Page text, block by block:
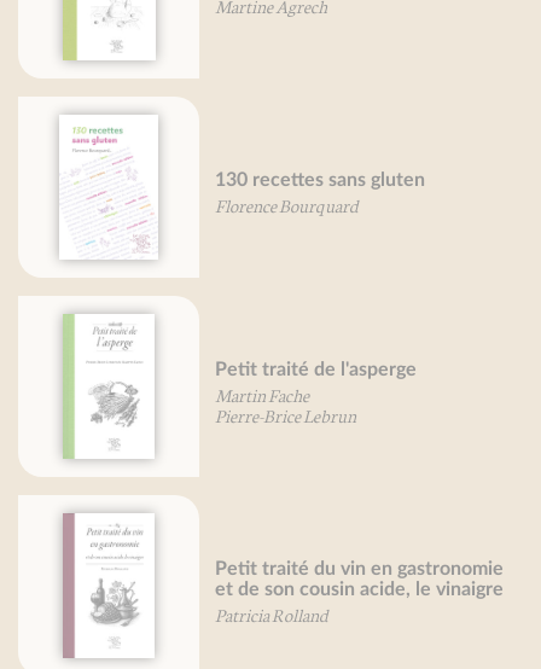
Martine Agrech
130 recettes sans gluten
Florence Bourquard
Petit traité de l'asperge
Martin Fache
Pierre-Brice Lebrun
Petit traité du vin en gastronomie
et de son cousin acide, le vinaigre
Patricia Rolland